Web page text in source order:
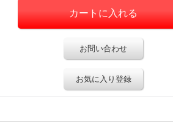
お問い合わせ
お気に入り登録